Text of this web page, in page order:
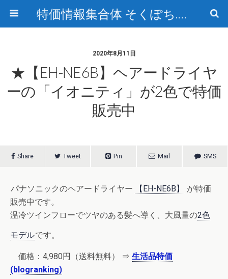
特価情報集合体 そくぽち.com
2020年8月11日
★【EH-NE6B】ヘアードライヤ
ーの「イオニティ」が2色で特価
販売中
Share Tweet Pin Mail SMS
パナソニックのヘアードライヤー 【EH-NE6B】
が特価
販売中です。
温冷ツインフローでツヤのある髪へ導く、大風量の2色
モデルです。
価格： 4,980円 （送料無料） ⇒ 生活品特価
(blogranking)